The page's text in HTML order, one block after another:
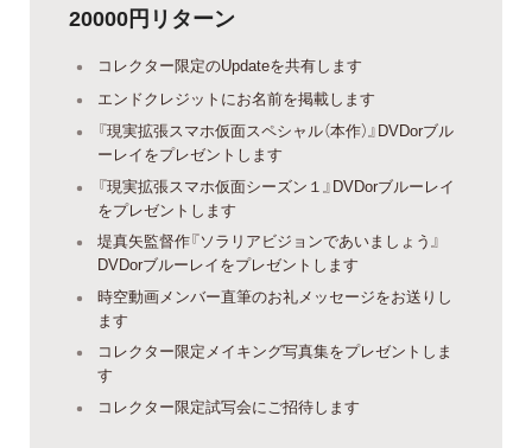
20000円リターン
コレクター限定のUpdateを共有します
エンドクレジットにお名前を掲載します
『現実拡張スマホ仮面スペシャル（本作）』DVDorブル
ーレイをプレゼントします
『現実拡張スマホ仮面シーズン１』DVDorブルーレイ
をプレゼントします
堤真矢監督作『ソラリアビジョンであいましょう』
DVDorブルーレイをプレゼントします
時空動画メンバー直筆のお礼メッセージをお送りし
ます
コレクター限定メイキング写真集をプレゼントしま
す
コレクター限定試写会にご招待します